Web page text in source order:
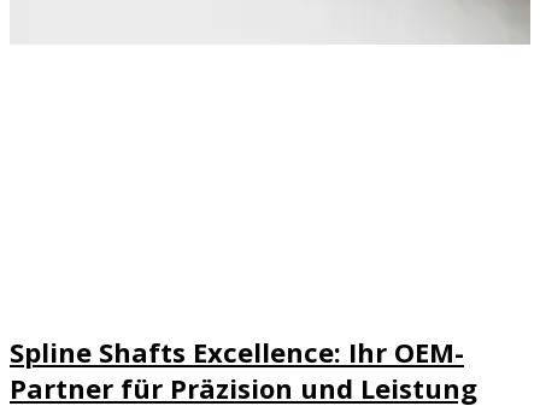
Spline Shafts Excellence: Ihr OEM-
Partner für Präzision und Leistung